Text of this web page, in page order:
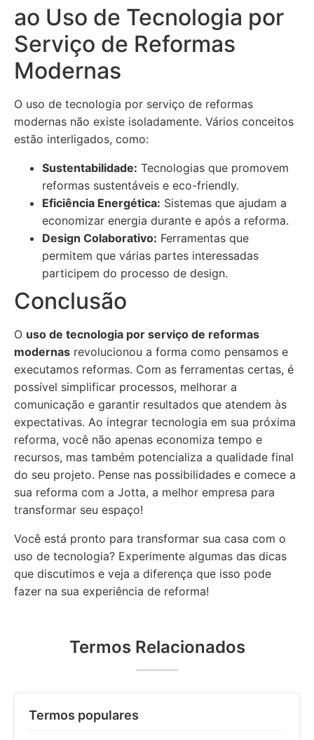
ao Uso de Tecnologia por
Serviço de Reformas
Modernas
O uso de tecnologia por serviço de reformas
modernas não existe isoladamente. Vários conceitos
estão interligados, como:
Sustentabilidade: Tecnologias que promovem
reformas sustentáveis e eco-friendly.
Eficiência Energética: Sistemas que ajudam a
economizar energia durante e após a reforma.
Design Colaborativo: Ferramentas que
permitem que várias partes interessadas
participem do processo de design.
Conclusão
O uso de tecnologia por serviço de reformas
modernas revolucionou a forma como pensamos e
executamos reformas. Com as ferramentas certas, é
possível simplificar processos, melhorar a
comunicação e garantir resultados que atendem às
expectativas. Ao integrar tecnologia em sua próxima
reforma, você não apenas economiza tempo e
recursos, mas também potencializa a qualidade final
do seu projeto. Pense nas possibilidades e comece a
sua reforma com a Jotta, a melhor empresa para
transformar seu espaço!
Você está pronto para transformar sua casa com o
uso de tecnologia? Experimente algumas das dicas
que discutimos e veja a diferença que isso pode
fazer na sua experiência de reforma!
Termos Relacionados
Termos populares